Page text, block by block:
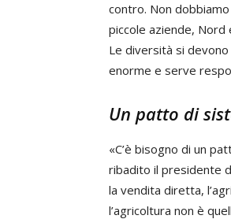
contro. Non
piccole aziende, Nord
Le diversità si
enorme e serve
Un patto di
«C’è bisogno di un
ribadito il presidente
la vendita diretta,
l’agricoltura non è